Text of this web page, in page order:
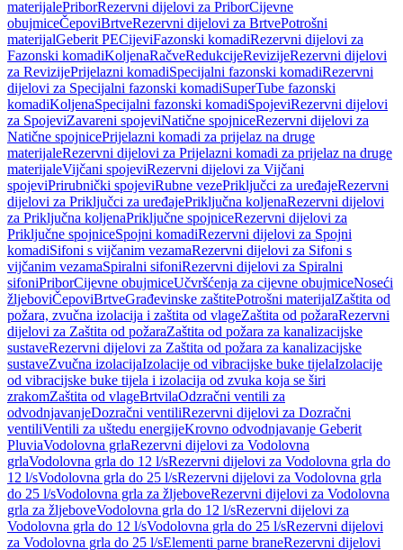
materijalePriborRezervni dijelovi za PriborCijevne
obujmiceČepoviBrtveRezervni dijelovi za BrtvePotrošni
materijalGeberit PECijeviFazonski komadiRezervni dijelovi za
Fazonski komadiKoljenaRačveRedukcijeRevizijeRezervni dijelovi
za RevizijePrijelazni komadiSpecijalni fazonski komadiRezervni
dijelovi za Specijalni fazonski komadiSuperTube fazonski
komadiKoljenaSpecijalni fazonski komadiSpojeviRezervni dijelovi
za SpojeviZavareni spojeviNatične spojniceRezervni dijelovi za
Natične spojnicePrijelazni komadi za prijelaz na druge
materijaleRezervni dijelovi za Prijelazni komadi za prijelaz na druge
materijaleVijčani spojeviRezervni dijelovi za Vijčani
spojeviPrirubnički spojeviRubne vezePriključci za uređajeRezervni
dijelovi za Priključci za uređajePriključna koljenaRezervni dijelovi
za Priključna koljenaPriključne spojniceRezervni dijelovi za
Priključne spojniceSpojni komadiRezervni dijelovi za Spojni
komadiSifoni s vijčanim vezamaRezervni dijelovi za Sifoni s
vijčanim vezamaSpiralni sifoniRezervni dijelovi za Spiralni
sifoniPriborCijevne obujmiceUčvršćenja za cijevne obujmiceNoseći
žljeboviČepoviBrtveGrađevinske zaštitePotrošni materijalZaštita od
požara, zvučna izolacija i zaštita od vlageZaštita od požaraRezervni
dijelovi za Zaštita od požaraZaštita od požara za kanalizacijske
sustaveRezervni dijelovi za Zaštita od požara za kanalizacijske
sustaveZvučna izolacijaIzolacije od vibracijske buke tijelaIzolacije
od vibracijske buke tijela i izolacija od zvuka koja se širi
zrakomZaštita od vlageBrtvilaOdzračni ventili za
odvodnjavanjeDozračni ventiliRezervni dijelovi za Dozračni
ventiliVentili za uštedu energijeKrovno odvodnjavanje Geberit
PluviaVodolovna grlaRezervni dijelovi za Vodolovna
grlaVodolovna grla do 12 l/sRezervni dijelovi za Vodolovna grla do
12 l/sVodolovna grla do 25 l/sRezervni dijelovi za Vodolovna grla
do 25 l/sVodolovna grla za žljeboveRezervni dijelovi za Vodolovna
grla za žljeboveVodolovna grla do 12 l/sRezervni dijelovi za
Vodolovna grla do 12 l/sVodolovna grla do 25 l/sRezervni dijelovi
za Vodolovna grla do 25 l/sElementi parne braneRezervni dijelovi